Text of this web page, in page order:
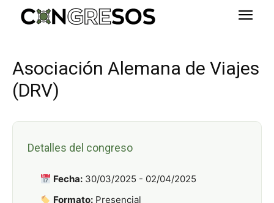
Asociación Alemana de Viajes
(DRV)
Detalles del congreso
Fecha: 30/03/2025 - 02/04/2025
Formato: Presencial